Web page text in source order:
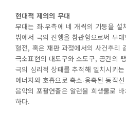
현대적 제의의 무대
무대는 좌∙우측에 네 개씩의 기둥을 설
밖에서 극의 진행을 참관함으로써 무
혈전, 혹은 재판 과정에서의 사건추리
극소표현의 대도구와 소도구, 공간의
극의 심리적 상태를 추적해 일치시키
에너지와 호흡으로 축소∙응축된 동작
음악의 포괄연출은 알런을 희생물로
하다.